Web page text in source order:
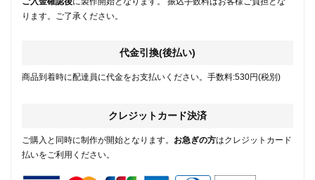
ります。ご了承ください。
代金引換(後払い)
商品到着時に配達員に代金をお支払いください。手数料:530円(税別)
クレジットカード決済
ご購入と同時に制作が開始となります。 お急ぎの方はクレジットカード
払いをご利用ください。